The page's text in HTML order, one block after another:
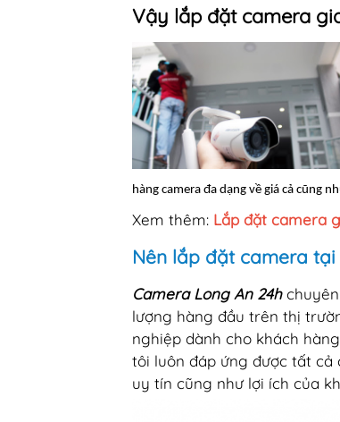
Vậy lắp đặt camera
hàng camera đa dạng về giá cả cũng
Xem thêm: Lắp đặt camera
Nên lắp đặt camera
Camera Long An 24h
lượng hàng đầu trên thị
nghiệp dành cho khách hàng
tôi luôn đáp ứng được tất cả
uy tín cũng như lợi ích của